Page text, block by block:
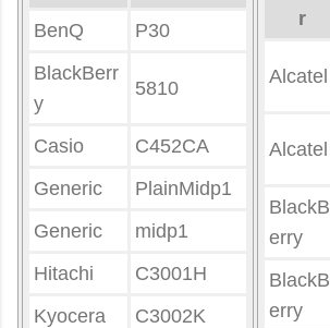
BenQ
P30
BlackBerr
y
5810
Casio
C452CA
Generic
PlainMidp1
Generic
midp1
Hitachi
C3001H
Kyocera
C3002K
r
Alcatel
Alcatel
BlackB
erry
BlackB
erry